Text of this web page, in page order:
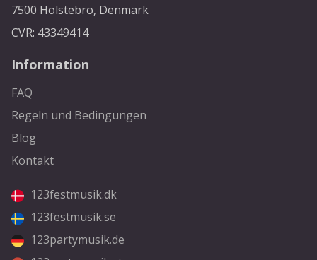
7500 Holstebro, Denmark
CVR: 43349414
Information
FAQ
Regeln und Bedingungen
Blog
Kontakt
123festmusik.dk
123festmusik.se
123partymusik.de